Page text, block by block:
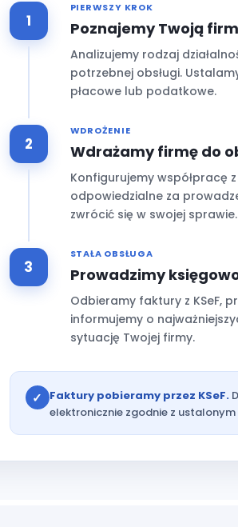
PIERWSZY KROK
Poznajemy Twoją
Analizujemy rodzaj
potrzebnej obsługi.
płacowe lub podatkowe.
WDROŻENIE
Wdrażamy firmę do
Konfigurujemy współpracę
odpowiedzialne za
zwrócić się w swojej sprawie.
STAŁA OBSŁUGA
Prowadzimy
Odbieramy faktury z KSeF,
informujemy o
sytuację Twojej firmy.
✓ Faktury pobieramy przez KSeF.
elektronicznie zgodnie z